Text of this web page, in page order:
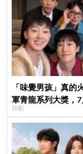
「味覺男孩」真的
軍青龍系列大獎，7
韓劇